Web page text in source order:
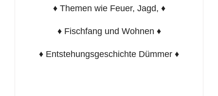
♦ Themen wie Feuer, Jagd, ♦
♦ Fischfang und Wohnen ♦
♦ Entstehungsgeschichte Dümmer ♦